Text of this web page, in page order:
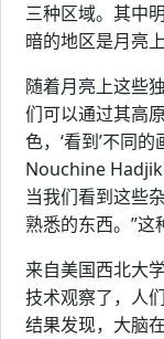
三种区域。其中
暗的地区是月亮
随着月亮上这些
们可以通过其高
色，‘看到’不同
Nouchine
当我们看到这些
熟悉的东西。”这
来自美国西北大
技术观察了，人
结果发现，大脑